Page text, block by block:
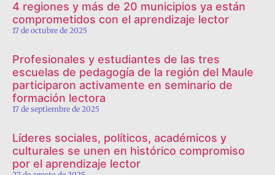
4 regiones y más de 20 municipios ya están
comprometidos con el aprendizaje lector
17 de octubre de 2025
Profesionales y estudiantes de las tres
escuelas de pedagogía de la región del Maule
participaron activamente en seminario de
formación lectora
17 de septiembre de 2025
Líderes sociales, políticos, académicos y
culturales se unen en histórico compromiso
por el aprendizaje lector